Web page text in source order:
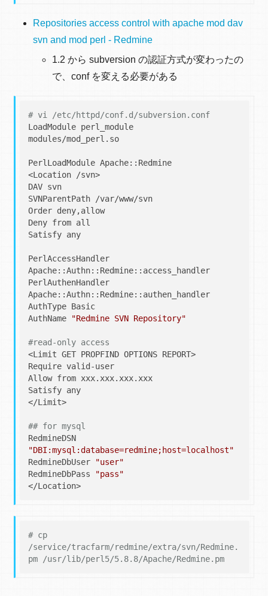
Repositories access control with apache mod dav
svn and mod perl - Redmine
1.2 から subversion の認証方式が変わったの
で、conf を変える必要がある
# vi /etc/httpd/conf.d/subversion.conf
LoadModule perl_module
modules/mod_perl.so
PerlLoadModule Apache::Redmine
<Location /svn>
DAV svn
SVNParentPath /var/www/svn
Order deny,allow
Deny from all
Satisfy any
PerlAccessHandler
Apache::Authn::Redmine::access_handler
PerlAuthenHandler
Apache::Authn::Redmine::authen_handler
AuthType Basic
AuthName
"Redmine SVN Repository"
#read-only access
<Limit GET PROPFIND OPTIONS REPORT>
Require valid-user
Allow from xxx.xxx.xxx.xxx
Satisfy any
</Limit>
## for mysql
RedmineDSN
"DBI:mysql:database=redmine;host=localhost"
RedmineDbUser
"user"
RedmineDbPass
"pass"
</Location>
# cp
/service/tracfarm/redmine/extra/svn/Redmine.
pm /usr/lib/perl5/5.8.8/Apache/Redmine.pm